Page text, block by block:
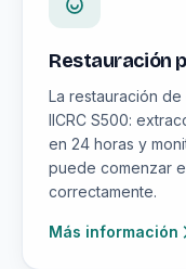
Restauración
La restauración
IICRC S500:
en 24 horas y
puede comenzar
correctamente.
Más información